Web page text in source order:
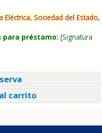
Eléctrica, Sociedad del Estado,
para préstamo: Signatura
carrito